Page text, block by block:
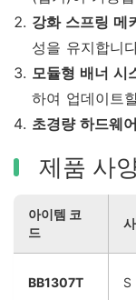
강화 스프링 메
성을 유지합니
모듈형 배너 시
하여 업데이트
초경량 하드웨
제품 사
아이템 코
드
BB1307T S